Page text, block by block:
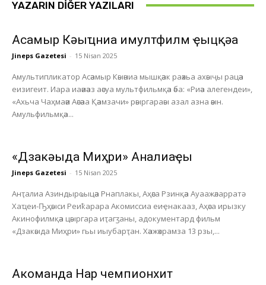
YAZARIN DIĞER YAZILARI
Асҭамыр Кәыҵниа имултфилм ҿыцқәа
Jineps Gazetesi - 15 Nisan 2025
Амультипликатор Асәамыр Кәыәниа мышқәак раәхьа ахәыҷы рацәа
еизигеит. Иара иаәиәаз аәсуа мультфильмқәа әба: «Риәа алегендеи»,
«Ахьча Чаҳмаәи Аәсәаа Қәамзачи» рәыргараәы азал азна әәын.
Амульфильмқәа...
«Дзакәыда Миҳри» Анҭалиаҿы
Jineps Gazetesi - 15 Nisan 2025
Анҭалиа Азиндырҩыцәа Рнаплакы, Аҳәса Рзинқәа Ауаажәларратә
Хаҵеи-Ҧҳәыси Реиҟарара Акомиссиа еиҿнакааз, Аҳәса ирызку
Акинофилмқәа цәыргара иҭагӡаны, адокументард фильм
«Дзакәыда Миҳри» гьы иыубарҭан. Хәажәкрамза 13 рзы,...
Акоманда Нарҭ чемпионхит